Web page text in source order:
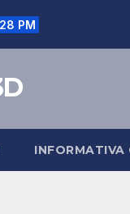
PM
INFORMATIVA